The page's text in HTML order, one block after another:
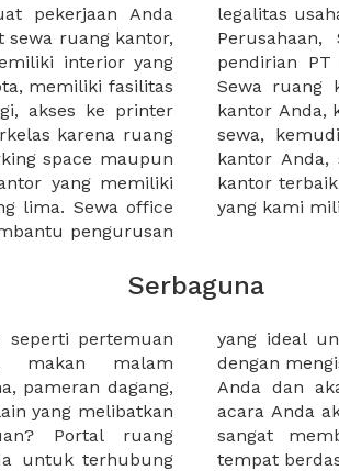
pekerjaan Anda
sewa ruang kantor,
interior yang
memiliki fasilitas
akses ke printer
karena ruang
space maupun
yang memiliki
lima. Sewa office
pengurusan
Tanda Domisili
dan atau akte
usaha Anda.
proses sewa
yang akan anda
calon
untuk sewa
karena harga
yang kami
Serbaguna
seperti pertemuan
makan malam
pameran dagang,
yang melibatkan
Portal ruang
untuk terhubung
Anda. Cukup
dengan kebutuhan
bagaimana
filter yang akan
mengurutkan
tempat